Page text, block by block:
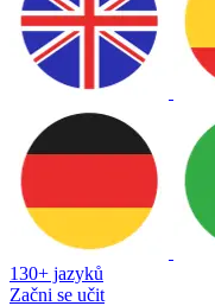
130+ jazyků
Začni se učit